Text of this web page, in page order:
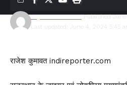
Last updated: June 4, 2024 5:45
Rajesh Kumawat Published
राजेश कुमावत indireporter.com